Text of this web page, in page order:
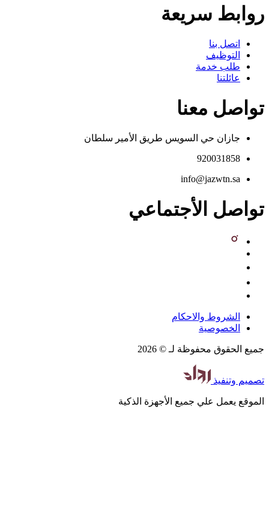
روابط سريعة
اتصل بنا
التوظيف
طلب خدمة
عائلتنا
تواصل معنا
جازان حي السويس طريق الأمير سلطان
920031858
info@jazwtn.sa
تواصل الأجتماعي
الشروط والاحكام
الخصوصية
جميع الحقوق محفوظة لـ © 2026
تصميم وتنفيذ
الموقع يعمل علي جميع الأجهزة الذكية